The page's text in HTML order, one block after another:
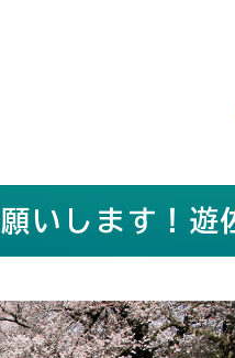
いします！